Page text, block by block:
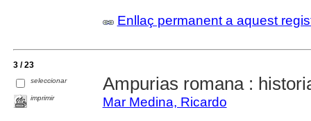
Enllaç permanent a aquest
3 / 23
seleccionar
imprimir
Ampurias romana :
Mar Medina, Ricardo